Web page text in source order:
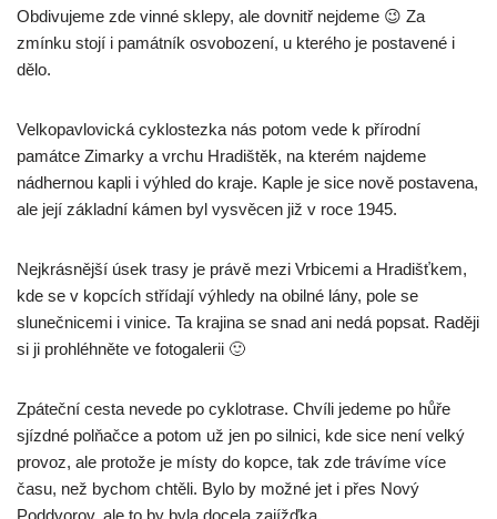
Obdivujeme zde vinné sklepy, ale dovnitř nejdeme 😉 Za
zmínku stojí i památník osvobození, u kterého je postavené i
dělo.
Velkopavlovická cyklostezka nás potom vede k přírodní
památce Zimarky a vrchu Hradištěk, na kterém najdeme
nádhernou kapli i výhled do kraje. Kaple je sice nově postavena,
ale její základní kámen byl vysvěcen již v roce 1945.
Nejkrásnější úsek trasy je právě mezi Vrbicemi a Hradišťkem,
kde se v kopcích střídají výhledy na obilné lány, pole se
slunečnicemi i vinice. Ta krajina se snad ani nedá popsat. Raději
si ji prohléhněte ve fotogalerii 🙂
Zpáteční cesta nevede po cyklotrase. Chvíli jedeme po hůře
sjízdné polňačce a potom už jen po silnici, kde sice není velký
provoz, ale protože je místy do kopce, tak zde trávíme více
času, než bychom chtěli. Bylo by možné jet i přes Nový
Poddvorov, ale to by byla docela zajížďka.